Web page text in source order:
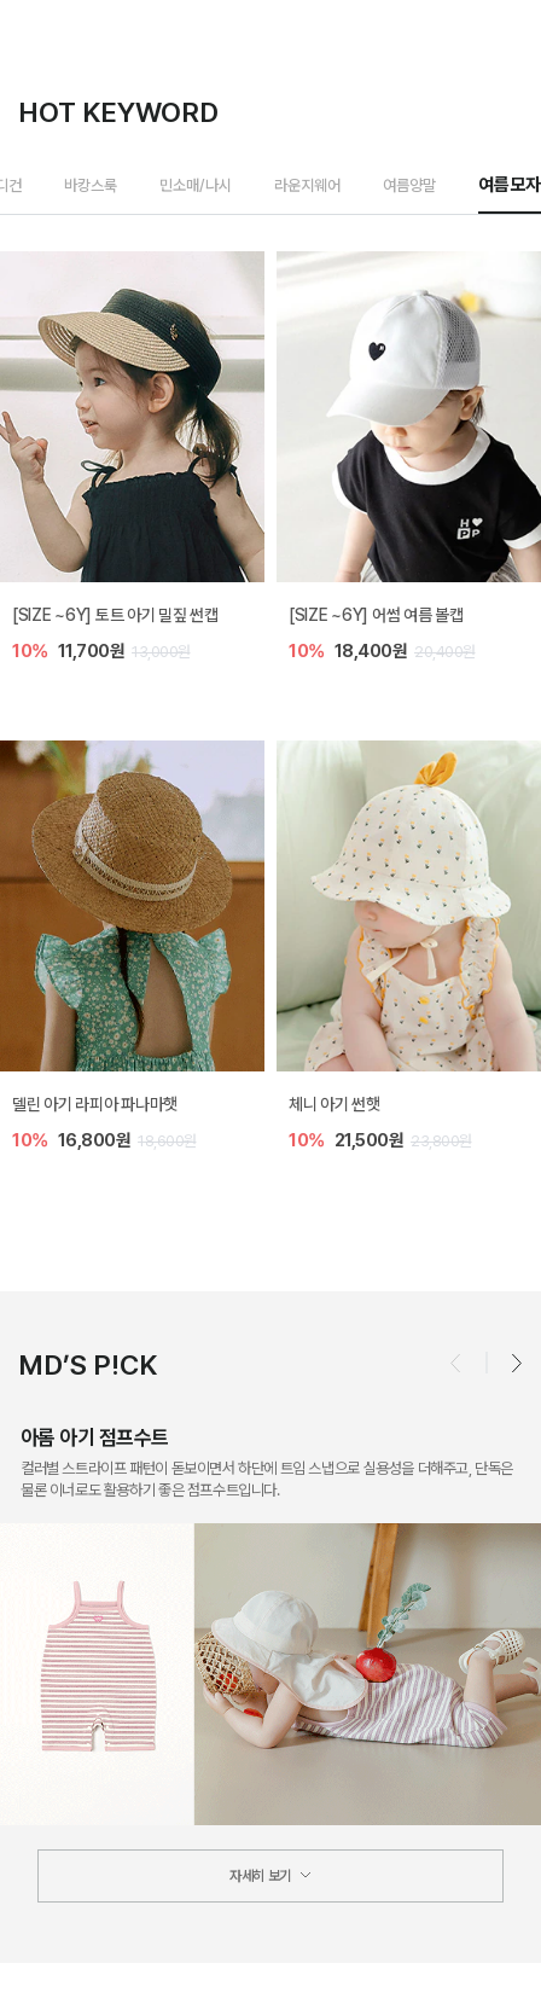
HOT KEYWORD
가디건 바캉스룩 민소매/나시 라운지웨어 여름양말 여
아레 니트 아기 가디건
5% 39,900원 42,000원
노리 니트 아기 가디건
10% 35,100원 39,000원
[SIZE ~6Y] 슈미 가디건
5% 17,100원 18,000원
[SIZE ~6Y] 마인 니트 가디건
10% 26,100원 29,000원
MD’S P!CK
아롬 아기 점프수트
컬러별 스트라이프 패턴이 돋보이면서 하단에 트임 스냅으로 실용성을 더해주고, 단독은
물론 이너로도 활용하기 좋은 점프수트입니다.
자세히 보기